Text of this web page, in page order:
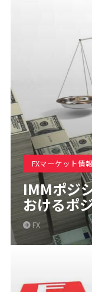
FXマーケット情報
IMMポジ
おけるポ
FX